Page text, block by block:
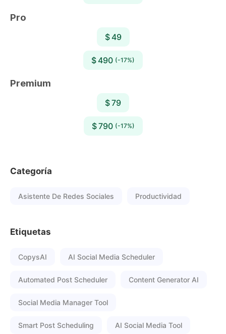
Pro
$ 49
$ 490 (-17%)
Premium
$ 79
$ 790 (-17%)
Categoría
Asistente De Redes Sociales Productividad
Etiquetas
CopysAI AI Social Media Scheduler
Automated Post Scheduler Content Generator AI
Social Media Manager Tool
Smart Post Scheduling AI Social Media Tool